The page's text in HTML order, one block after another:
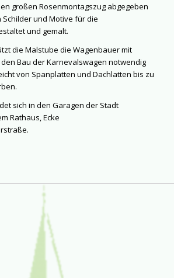
großen Rosenmontagszug abgegeben
und Motive für die
und gemalt.
die Malstube die Wagenbauer mit
Bau der Karnevalswagen notwendig
von Spanplatten und Dachlatten bis zu
sich in den Garagen der Stadt
Rathaus, Ecke